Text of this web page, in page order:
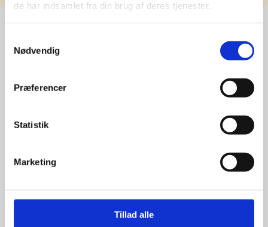
de har indsamlet fra din brug af deres tjenester.
Nødvendig
Præferencer
Statistik
Marketing
Tillad alle
med de største og mest
promotion.